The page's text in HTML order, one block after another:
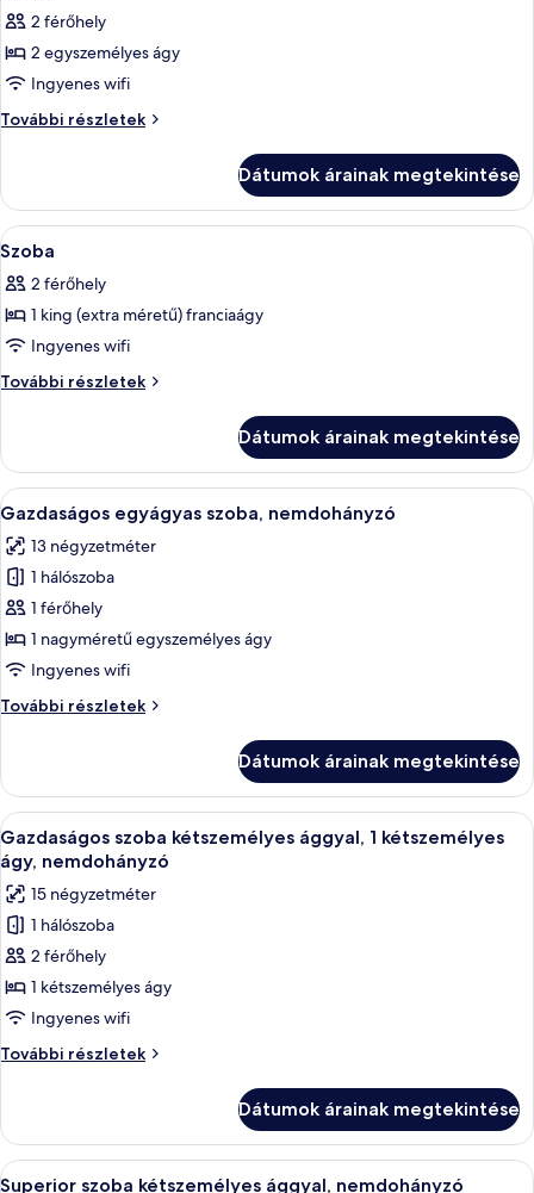
szoba
összes
képének
megtekintése:
2 férőhely
2 egyszemélyes ágy
Ingyenes wifi
További részletek
Szoba
Dátumok árainak megtekintése
A
következő
szoba
összes
képének
megtekintése:
Egy modern szállodai szoba, nagy
5
Szoba
2 férőhely
1 king (extra méretű) franciaágy
Ingyenes wifi
További részletek
Szoba
Dátumok árainak megtekintése
A
következő
szoba
összes
képének
megtekintése:
Gazdaságos
szoba,
Egy szállodai szoba, amelyben
3
Gazdaságos egyágyas szoba, nemdohányzó
13 négyzetméter
1 hálószoba
1 férőhely
1 nagyméretű egyszemélyes ágy
Ingyenes wifi
További részletek
Gazdaságos
további
részletei
Dátumok árainak megtekintése
A
következő
szoba
összes
képének
megtekintése:
Gazdaságos
szoba
kétszemélyes
ággyal,
kétszemélyes
ágy,
nemdohányzó
Egy modern szállodaszoba,
4
Gazdaságos szoba kétszemélyes ággyal, 1 kétszemélyes
ágy, nemdohányzó
15 négyzetméter
1 hálószoba
2 férőhely
1 kétszemélyes ágy
Ingyenes wifi
További részletek
Gazdaságos
1
kétszemélyes
ágy,
Dátumok árainak megtekintése
A
Egy szállodai szoba, amelyben
6
Superior szoba kétszemélyes ággyal, nemdohányzó